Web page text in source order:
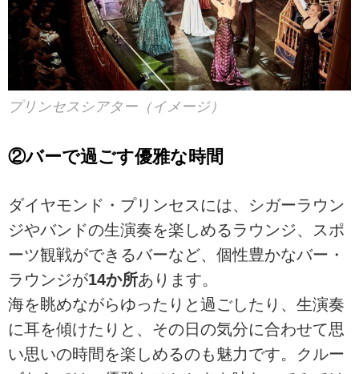
プリンセスシアター（イメージ）
②バーで過ごす優雅な時間
ダイヤモンド・プリンセスには、シガーラウン
ジやバンドの生演奏を楽しめるラウンジ、スポ
ーツ観戦ができるバーなど、個性豊かなバー・
ラウンジが14か所あります。
海を眺めながらゆったりと過ごしたり、生演奏
に耳を傾けたりと、その日の気分に合わせて思
い思いの時間を楽しめるのも魅力です。クルー